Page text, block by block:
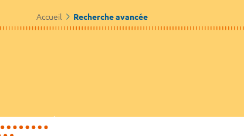
Accueil Recherche avancée